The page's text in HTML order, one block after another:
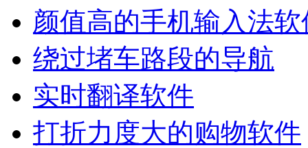
颜值高的手机输入法软
绕过堵车路段的导航
实时翻译软件
打折力度大的购物软件